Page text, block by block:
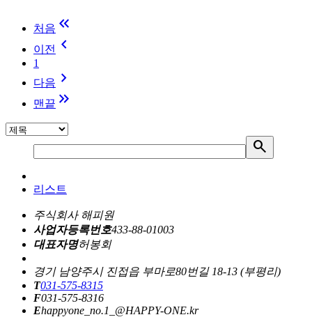
처음 keyboard_double_arrow_left
이전 keyboard_arrow_left
1
다음 keyboard_arrow_right
맨끝 keyboard_double_arrow_right
search
리스트
주식회사 해피원
사업자등록번호433-88-01003
대표자명허봉회
경기 남양주시 진접읍 부마로80번길 18-13 (부평리)
T031-575-8315
F031-575-8316
Ehappyone_no.1_@HAPPY-ONE.kr